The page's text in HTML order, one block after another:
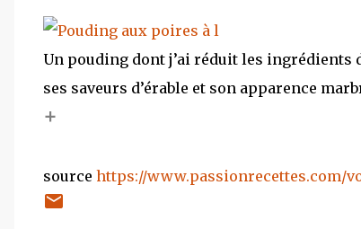
Un pouding dont j’ai réduit les ingrédients
ses saveurs d’érable et son apparence
+
source https://www.passionrecettes.com/